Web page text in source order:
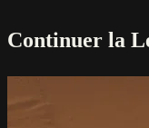
Continuer la